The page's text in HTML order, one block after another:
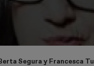
Segura y Francesca